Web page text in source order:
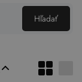
Hľadať